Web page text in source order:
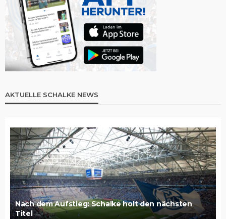
AKTUELLE SCHALKE NEWS
Nach dem Aufstieg: Schalke holt den nächsten
Titel